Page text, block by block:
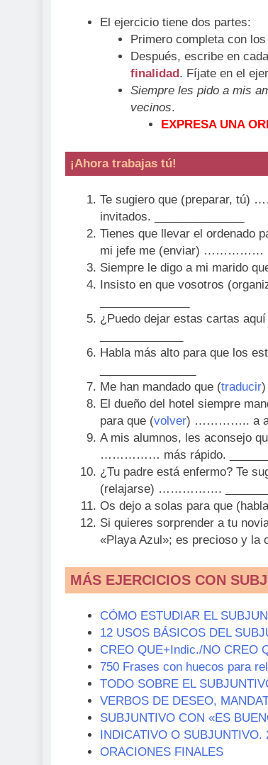
El ejercicio tiene dos partes:
Primero completa con
Después, escribe en
finalidad . Fíjate en el
Siempre les pido a mis
vecinos.
EXPRESA UNA
¡Ahora trabajas tú!
Te sugiero que (preparar, tú)
invitados. ______________
Tienes que llevar el
mi jefe me (enviar) ……………
Siempre le digo a mi marido
Insisto en que vosotros
¿Puedo dejar estas cartas
Habla más alto para que los
Me han mandado que (traducir)
El dueño del hotel siempre
para que (volver) ………….. a
A mis alumnos, les aconsejo
…………… más rápido.
¿Tu padre está enfermo? Te
(relajarse) …………….
Os dejo a solas para que
Si quieres sorprender a tu
«Playa Azul»; es precioso y la
MÁS EJERCICIOS CON
CÓMO ESTUDIAR EL
12 USOS BÁSICOS DEL
CREO QUE+Indic./NO CREO
750 Frases con huecos para
TODO SOBRE EL
VERBOS DE DESEO,
SUBJUNTIVO CON «ES
INDICATIVO O SUBJUNTIVO.
ORACIONES FINALES